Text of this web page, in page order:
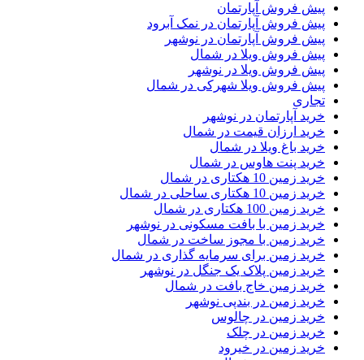
پیش فروش آپارتمان
پیش فروش آپارتمان در نمک آبرود
پیش فروش آپارتمان در نوشهر
پیش فروش ویلا در شمال
پیش فروش ویلا در نوشهر
پیش فروش ویلا شهرکی در شمال
تجاری
خرید آپارتمان در نوشهر
خرید ارزان قیمت در شمال
خرید باغ ویلا در شمال
خرید پنت هاوس در شمال
خرید زمین 10 هکتاری در شمال
خرید زمین 10 هکتاری ساحلی در شمال
خرید زمین 100 هکتاری در شمال
خرید زمین با بافت مسکونی در نوشهر
خرید زمین با مجوز ساخت در شمال
خرید زمین برای سرمایه گذاری در شمال
خرید زمین پلاک یک جنگل در نوشهر
خرید زمین خاج بافت در شمال
خرید زمین در بندپی نوشهر
خرید زمین در چالوس
خرید زمین در چلک
خرید زمین در خیرود